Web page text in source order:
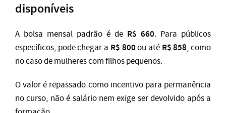
disponíveis
A bolsa mensal padrão é de R$ 660. Para públicos
específicos, pode chegar a R$ 800ou até R$ 858, como
no caso de mulheres com filhos pequenos.
O valor é repassado como incentivo para permanência
no curso, não é salário nem exige ser devolvido após a